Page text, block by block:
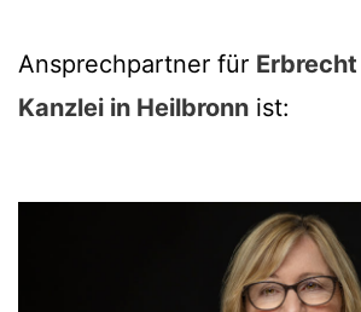
Ansprechpartner für Erbrecht
Kanzlei in Heilbronn ist: